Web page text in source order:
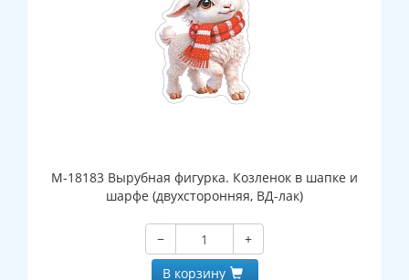
М-18183 Вырубная фигурка. Козленок в шапке и
шарфе (двухсторонняя, ВД-лак)
−
+
В корзину